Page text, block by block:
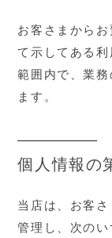
お客さまから
て示してある
範囲内で、業
ます。
個人情報の
当店は、お客
管理し、次の